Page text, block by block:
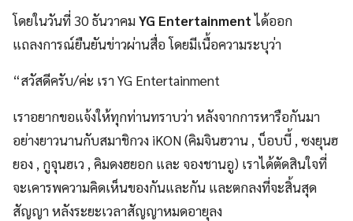
โดยในวันที่ 30 ธันวาคมYG Entertainmentได้ออก
แถลงการณ์ยืนยันข่าวผ่านสื่อ โดยมีเนื้อความระบุว่า
“สวัสดีครับ/ค่ะ เรา YG Entertainment
เราอยากขอแจ้งให้ทุกท่านทราบว่า หลังจากการหารือกันมา
อย่างยาวนานกับสมาชิกวง iKON (คิมจินฮวาน , บ็อบบี้ , ซงยุนฮ
ยอง , กูจุนฮเว , คิมดงฮยอก และ จองชานอู) เราได้ตัดสินใจที่
จะเคารพความคิดเห็นของกันและกัน และตกลงที่จะสิ้นสุด
สัญญา หลังระยะเวลาสัญญาหมดอายุลง